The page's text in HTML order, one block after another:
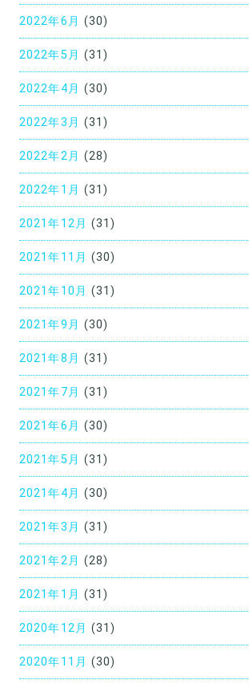
2022年6月 (30)
2022年5月 (31)
2022年4月 (30)
2022年3月 (31)
2022年2月 (28)
2022年1月 (31)
2021年12月 (31)
2021年11月 (30)
2021年10月 (31)
2021年9月 (30)
2021年8月 (31)
2021年7月 (31)
2021年6月 (30)
2021年5月 (31)
2021年4月 (30)
2021年3月 (31)
2021年2月 (28)
2021年1月 (31)
2020年12月 (31)
2020年11月 (30)